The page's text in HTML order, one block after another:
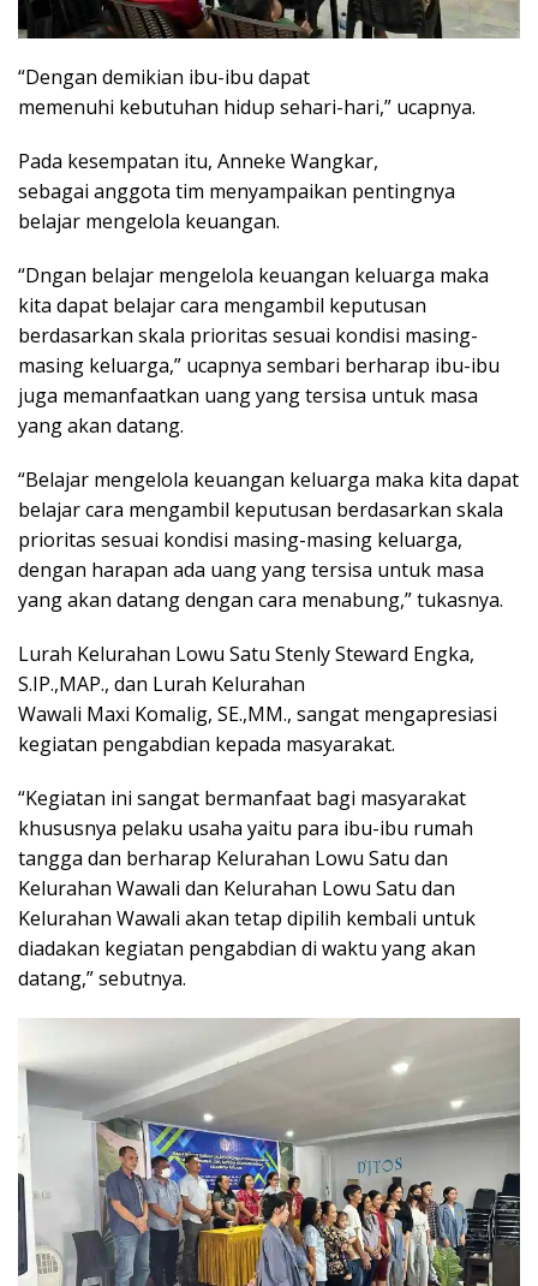
“Dengan demikian ibu-ibu dapat
memenuhi kebutuhan hidup sehari-hari,” ucapnya.
Pada kesempatan itu, Anneke Wangkar,
sebagai anggota tim menyampaikan pentingnya
belajar mengelola keuangan.
“Dngan belajar mengelola keuangan keluarga maka
kita dapat belajar cara mengambil keputusan
berdasarkan skala prioritas sesuai kondisi masing-
masing keluarga,” ucapnya sembari berharap ibu-ibu
juga memanfaatkan uang yang tersisa untuk masa
yang akan datang.
“Belajar mengelola keuangan keluarga maka kita dapat
belajar cara mengambil keputusan berdasarkan skala
prioritas sesuai kondisi masing-masing keluarga,
dengan harapan ada uang yang tersisa untuk masa
yang akan datang dengan cara menabung,” tukasnya.
Lurah Kelurahan Lowu Satu Stenly Steward Engka,
S.IP.,MAP., dan Lurah Kelurahan
Wawali Maxi Komalig, SE.,MM., sangat mengapresiasi
kegiatan pengabdian kepada masyarakat.
“Kegiatan ini sangat bermanfaat bagi masyarakat
khususnya pelaku usaha yaitu para ibu-ibu rumah
tangga dan berharap Kelurahan Lowu Satu dan
Kelurahan Wawali dan Kelurahan Lowu Satu dan
Kelurahan Wawali akan tetap dipilih kembali untuk
diadakan kegiatan pengabdian di waktu yang akan
datang,” sebutnya.